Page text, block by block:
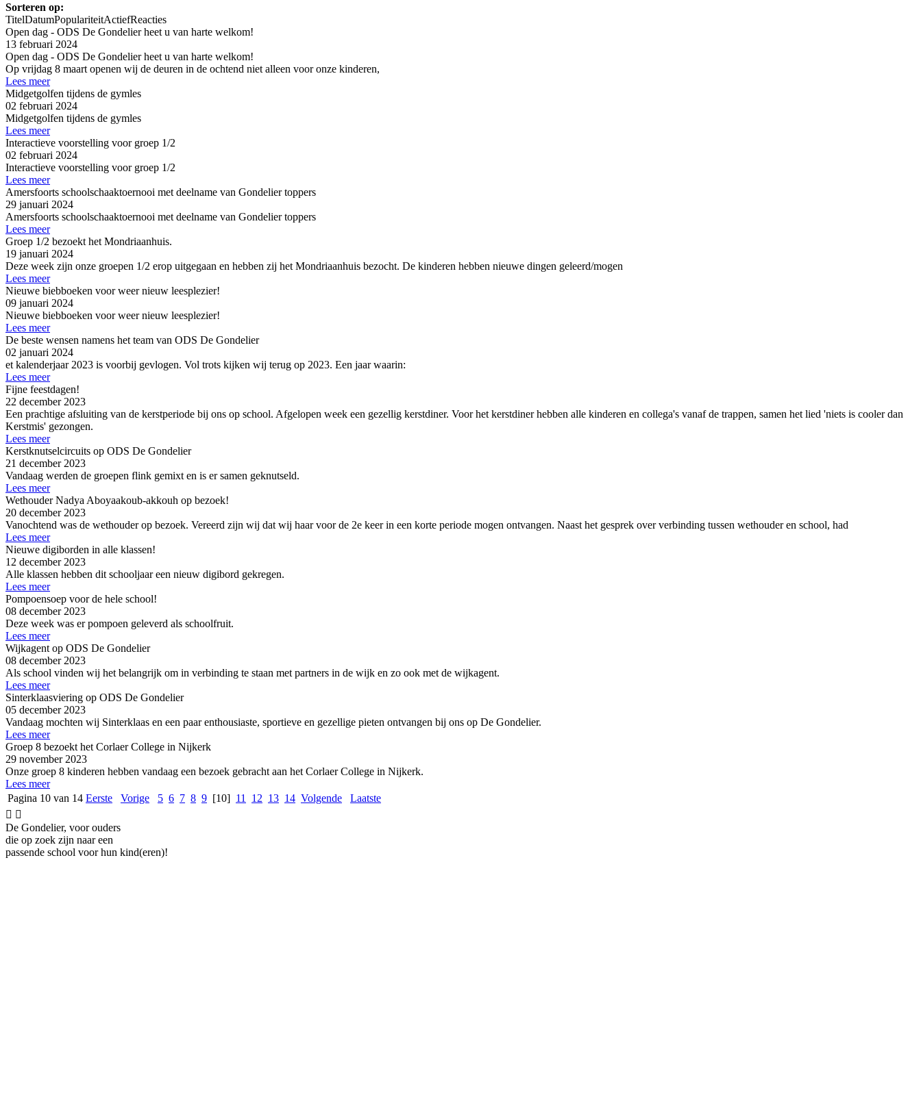
Sorteren op:
TitelDatumPopulariteitActiefReacties
Open dag - ODS De Gondelier heet u van harte welkom!
13 februari 2024
Open dag - ODS De Gondelier heet u van harte welkom!
Op vrijdag 8 maart openen wij de deuren in de ochtend niet alleen voor onze kinderen,
Lees meer
Midgetgolfen tijdens de gymles
02 februari 2024
Midgetgolfen tijdens de gymles
Lees meer
Interactieve voorstelling voor groep 1/2
02 februari 2024
Interactieve voorstelling voor groep 1/2
Lees meer
Amersfoorts schoolschaaktoernooi met deelname van Gondelier toppers
29 januari 2024
Amersfoorts schoolschaaktoernooi met deelname van Gondelier toppers
Lees meer
Groep 1/2 bezoekt het Mondriaanhuis.
19 januari 2024
Deze week zijn onze groepen 1/2 erop uitgegaan en hebben zij het Mondriaanhuis bezocht. De kinderen hebben nieuwe dingen geleerd/mogen
Lees meer
Nieuwe biebboeken voor weer nieuw leesplezier!
09 januari 2024
Nieuwe biebboeken voor weer nieuw leesplezier!
Lees meer
De beste wensen namens het team van ODS De Gondelier
02 januari 2024
et kalenderjaar 2023 is voorbij gevlogen. Vol trots kijken wij terug op 2023. Een jaar waarin:
Lees meer
Fijne feestdagen!
22 december 2023
Een prachtige afsluiting van de kerstperiode bij ons op school. Afgelopen week een gezellig kerstdiner. Voor het kerstdiner hebben alle kinderen en collega's vanaf de trappen, samen het lied 'niets is cooler dan
Kerstmis' gezongen.
Lees meer
Kerstknutselcircuits op ODS De Gondelier
21 december 2023
Vandaag werden de groepen flink gemixt en is er samen geknutseld.
Lees meer
Wethouder Nadya Aboyaakoub-akkouh op bezoek!
20 december 2023
Vanochtend was de wethouder op bezoek. Vereerd zijn wij dat wij haar voor de 2e keer in een korte periode mogen ontvangen. Naast het gesprek over verbinding tussen wethouder en school, had
Lees meer
Nieuwe digiborden in alle klassen!
12 december 2023
Alle klassen hebben dit schooljaar een nieuw digibord gekregen.
Lees meer
Pompoensoep voor de hele school!
08 december 2023
Deze week was er pompoen geleverd als schoolfruit.
Lees meer
Wijkagent op ODS De Gondelier
08 december 2023
Als school vinden wij het belangrijk om in verbinding te staan met partners in de wijk en zo ook met de wijkagent.
Lees meer
Sinterklaasviering op ODS De Gondelier
05 december 2023
Vandaag mochten wij Sinterklaas en een paar enthousiaste, sportieve en gezellige pieten ontvangen bij ons op De Gondelier.
Lees meer
Groep 8 bezoekt het Corlaer College in Nijkerk
29 november 2023
Onze groep 8 kinderen hebben vandaag een bezoek gebracht aan het Corlaer College in Nijkerk.
Lees meer
Pagina 10 van 14 Eerste Vorige 5 6 7 8 9 [10] 11 12 13 14 Volgende
Laatste
 
De Gondelier, voor ouders
die op zoek zijn naar een
passende school voor hun kind(eren)!